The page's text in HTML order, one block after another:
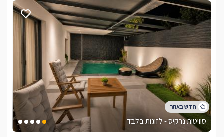
לצפייה באטרקציות ומסעדות בקרבת אחוזת יהלי'ס -
לחצו כאן
סוויטות נרקיס - לזוגות בלבד